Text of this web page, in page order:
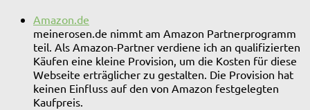
Amazon.de
meinerosen.de nimmt am Amazon Partnerprogramm
teil. Als Amazon-Partner verdiene ich an qualifizierten
Käufen eine kleine Provision, um die Kosten für diese
Webseite erträglicher zu gestalten. Die Provision hat
keinen Einfluss auf den von Amazon festgelegten
Kaufpreis.